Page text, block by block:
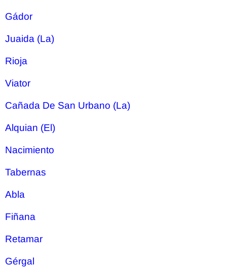
Gádor
Juaida (La)
Rioja
Viator
Cañada De San Urbano (La)
Alquian (El)
Nacimiento
Tabernas
Abla
Fiñana
Retamar
Gérgal